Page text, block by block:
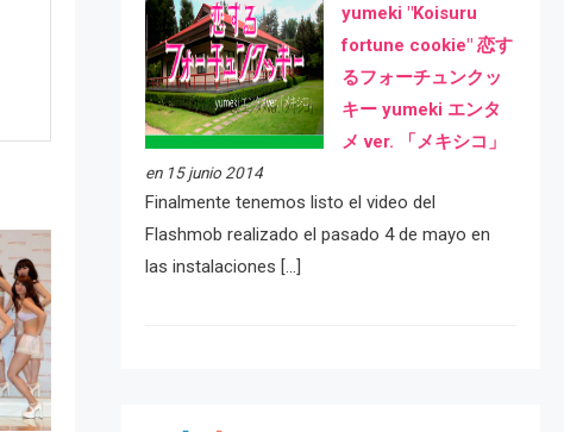
yumeki "Koisuru
fortune cookie" 恋す
るフォーチュンクッ
キー yumeki エンタ
メ ver. 「メキシコ」
en 15 junio 2014
Finalmente tenemos listo el video del
Flashmob realizado el pasado 4 de mayo en
las instalaciones […]